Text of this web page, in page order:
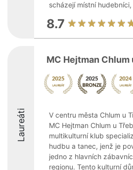
scházejí místní hudebníci,
8.7
Laureáti
MC Hejtman Chlum
V centru města Chlum u
MC Hejtman Chlum u
multikulturní klub
hudbu a tanec, jenž je
jedno z hlavních
regionu. Tento kulturní